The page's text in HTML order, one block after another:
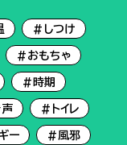
#しつけ
#おもちゃ
#時期
#トイレ
ー #風邪